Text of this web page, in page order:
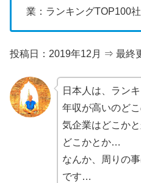
業：ランキングTOP100社
投稿日：2019年12月 ⇒ 最終
日本人は、ラン
年収が高いのど
気企業はどこか
どこかとか…
なんか、周りの
です…